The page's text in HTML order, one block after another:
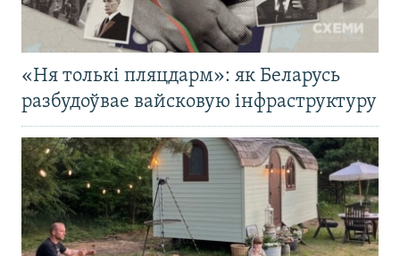
«Ня толькі пляцдарм»: як Беларусь
разбудоўвае вайсковую інфраструктуру